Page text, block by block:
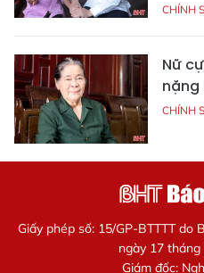
CHÍNH
Nữ
nặng
CHÍNH
Giấy phép số: 15/GP-BTTTT do
ngày 17
Giám đốc: